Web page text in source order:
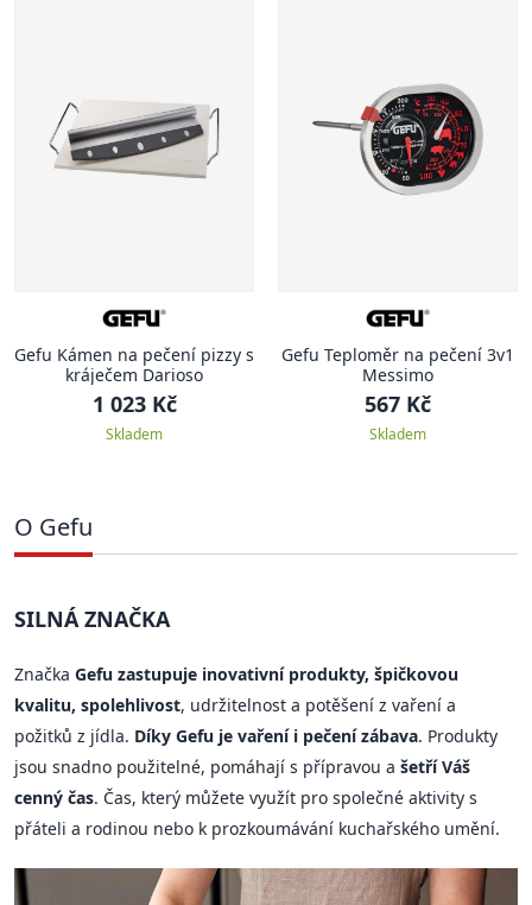
Gefu Kámen na pečení pizzy s
kráječem Darioso
1 023 Kč
Skladem
Gefu Teploměr na pečení 3v1
Messimo
567 Kč
Skladem
O Gefu
SILNÁ ZNAČKA
Značka Gefu zastupuje inovativní produkty, špičkovou
kvalitu, spolehlivost, udržitelnost a potěšení z vaření a
požitků z jídla. Díky Gefu je vaření i pečení zábava. Produkty
jsou snadno použitelné, pomáhají s přípravou a šetří Váš
cenný čas. Čas, který můžete využít pro společné aktivity s
přáteli a rodinou nebo k prozkoumávání kuchařského umění.